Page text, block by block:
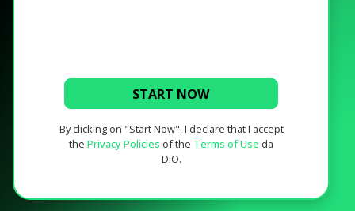
START NOW
By clicking on "Start Now", I declare that I accept
the Privacy Policies of the Terms of Use da
DIO.